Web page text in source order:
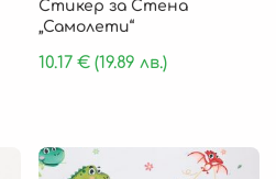
Стикер за Стена
„Самолети“
10.17€ (19.89 лв.)